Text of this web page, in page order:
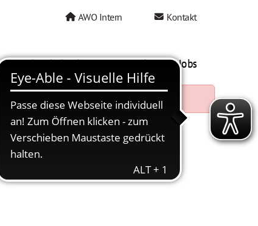
AWO Intern Kontakt
AWO als Arbeitgeber Mein AWO Jobs